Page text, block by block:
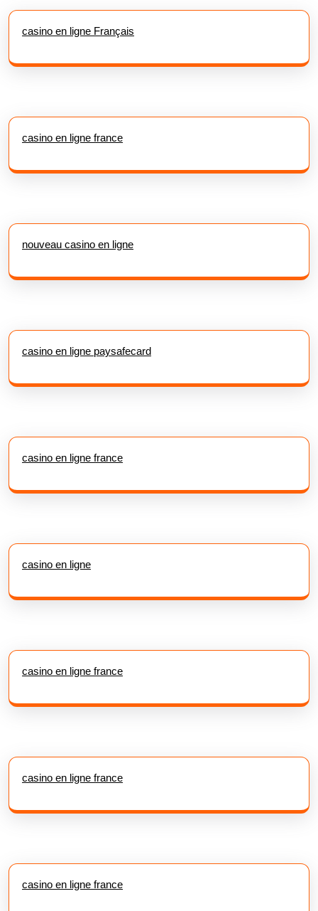
casino en ligne Français
casino en ligne france
nouveau casino en ligne
casino en ligne paysafecard
casino en ligne france
casino en ligne
casino en ligne france
casino en ligne france
casino en ligne france